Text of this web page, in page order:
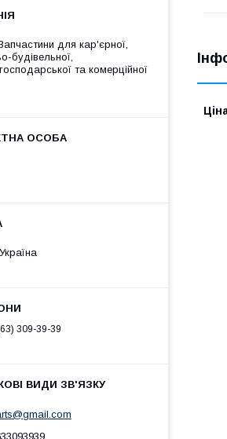
для кар'єрної,
будівельної,
та комерційної
309-39-39